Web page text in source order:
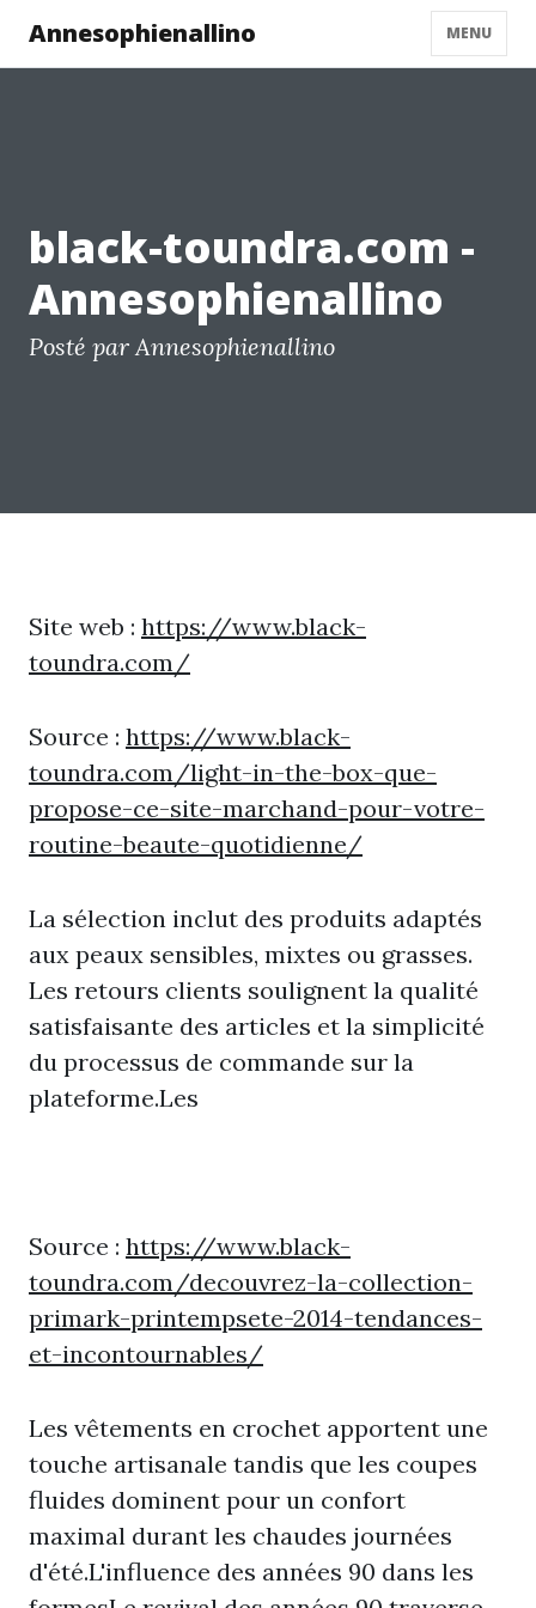
Annesophienallino MENU
black-toundra.com -
Annesophienallino
Posté par Annesophienallino
Site web : https://www.black-
toundra.com/
Source : https://www.black-
toundra.com/light-in-the-box-que-
propose-ce-site-marchand-pour-votre-
routine-beaute-quotidienne/
La sélection inclut des produits adaptés
aux peaux sensibles, mixtes ou grasses.
Les retours clients soulignent la qualité
satisfaisante des articles et la simplicité
du processus de commande sur la
plateforme.Les
Source : https://www.black-
toundra.com/decouvrez-la-collection-
primark-printempsete-2014-tendances-
et-incontournables/
Les vêtements en crochet apportent une
touche artisanale tandis que les coupes
fluides dominent pour un confort
maximal durant les chaudes journées
d'été.L'influence des années 90 dans les